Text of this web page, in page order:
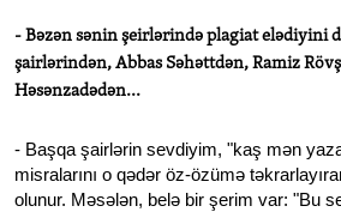
- Bəzən sənin şeirlərində plagiat elədiyini
şairlərindən, Abbas Səhəttdən, Ramiz
Həsənzadədən...
- Başqa şairlərin sevdiyim, "kaş mən
misralarını o qədər öz-özümə
olunur. Məsələn, belə bir şerim var: "Bu